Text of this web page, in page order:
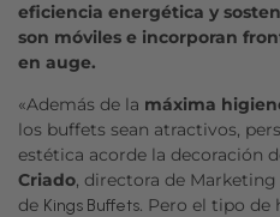
eficiencia energética y
son móviles e incorporan
en auge.
«Además de la máxima
los buffets sean atractivos,
estética acorde la decoración
Criado, directora de
de Kings Buffets. Pero el tipo de